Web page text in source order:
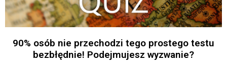
90% osób nie przechodzi tego prostego testu
bezbłędnie! Podejmujesz wyzwanie?